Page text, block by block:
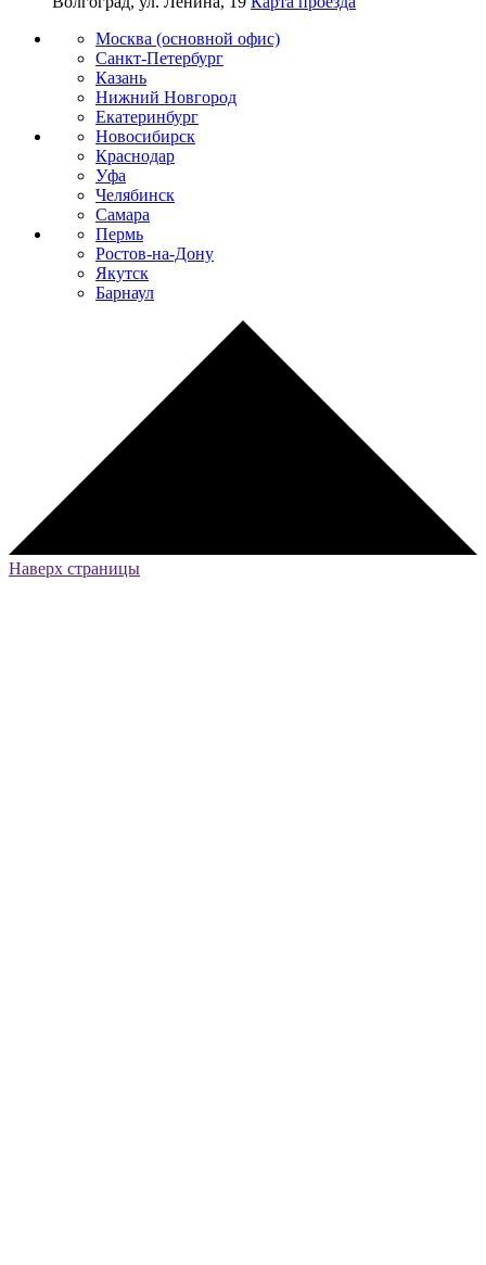
Москва (основной офис)
Санкт-Петербург
Казань
Нижний Новгород
Екатеринбург
Новосибирск
Краснодар
Уфа
Челябинск
Самара
Пермь
Ростов-на-Дону
Якутск
Барнаул
Наверх страницы